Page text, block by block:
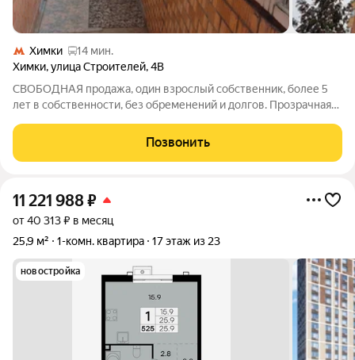
Химки
14 мин.
Химки,улица Строителей,4В
СВОБОДНАЯ продажа, один взрослый собственник, более 5
лет в собственности, без обременений и долгов. Прозрачная
сочетании с впечатляющим видом из окон, то эта стильная
евродвушка как раз для
Позвонить
11 221 988₽
от 40 313 ₽ в месяц
25,9 м²
1-комн. квартира 17 этаж из 23
новостройка